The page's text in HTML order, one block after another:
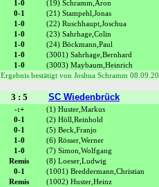
1-0 (19) Schramm,Aron
0-1 (21) Stampehl,Jonas
1-0 (22) Ruschhaupt,Joschua
1-0 (23) Sahrhage,Colin
1-0 (24) Böckmann,Paul
1-0 (3001) Sahrhage,Bernhard
1-0 (3003) Maybaum,Heinrich
Ergebnis bestätigt von Joshua Schramm
3 : 5 SC Wiedenbrück
-:+ (1) Huster,Markus
0-1 (2) Höll,Reinhold
0-1 (5) Beck,Franjo
1-0 (6) Rösser,Werner
1-0 (7) Simon,Wolfgang
Remis (8) Loeser,Ludwig
0-1 (1001) Breddermann,Christian
Remis (1002) Huster,Heinz